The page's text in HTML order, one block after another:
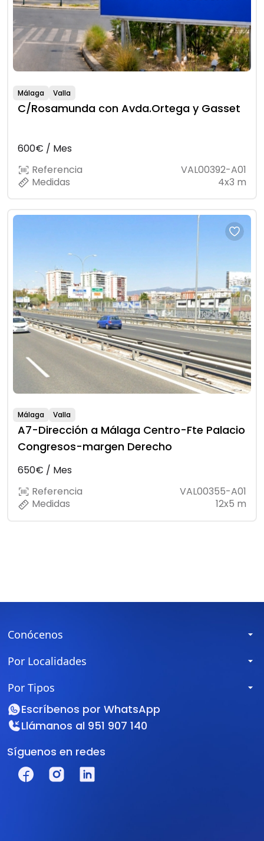
Málaga Valla
C/Rosamunda con Avda.Ortega y Gasset
600€ / Mes
Referencia
VAL00392-A01
Medidas
4x3 m
Málaga Valla
A7-Dirección a Málaga Centro-Fte Palacio
Congresos-margen Derecho
650€ / Mes
Referencia
VAL00355-A01
Medidas
12x5 m
Conócenos
Por Localidades
Por Tipos
Escríbenos por WhatsApp
Llámanos al 951 907 140
Síguenos en redes